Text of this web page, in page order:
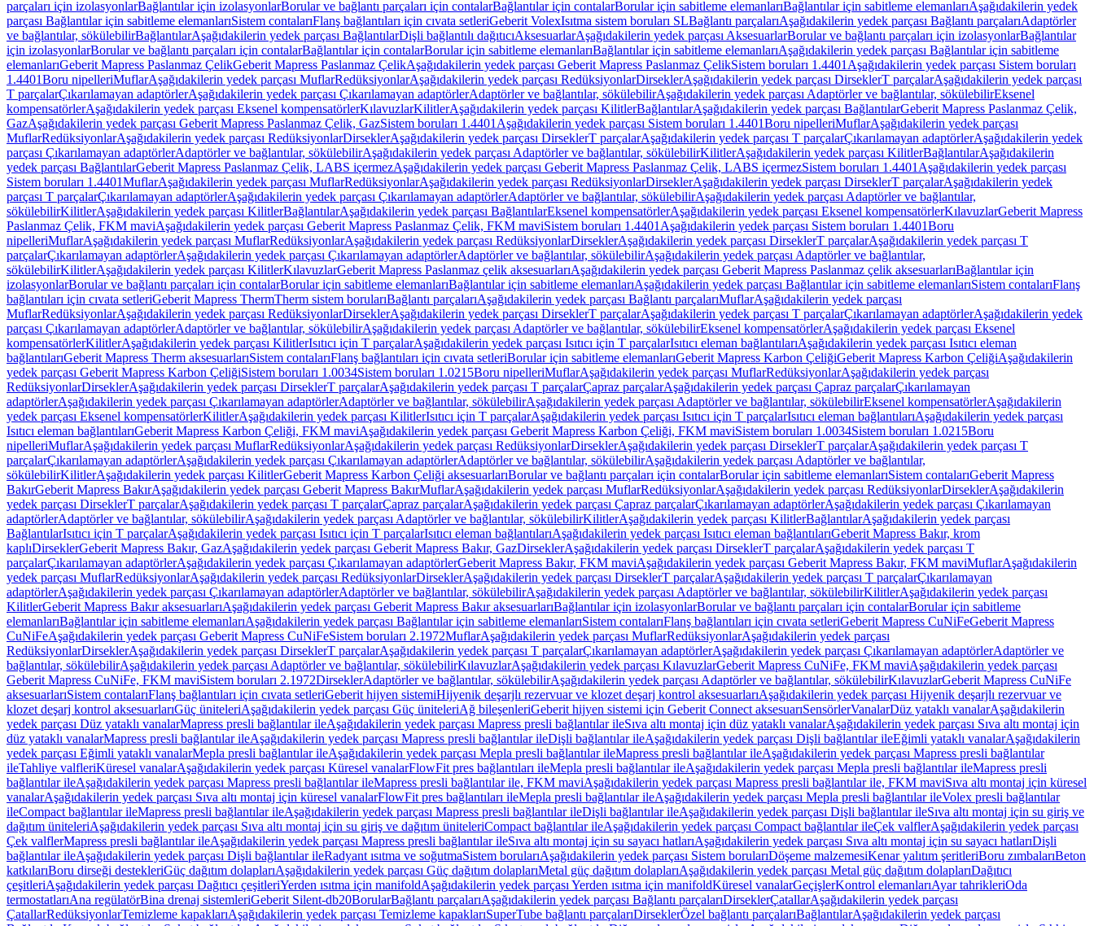
parçaları için izolasyonlarBağlantılar için izolasyonlarBorular ve bağlantı parçaları için contalarBağlantılar için contalarBorular için sabitleme elemanlarıBağlantılar için sabitleme elemanlarıAşağıdakilerin yedek
parçası Bağlantılar için sabitleme elemanlarıSistem contalarıFlanş bağlantıları için cıvata setleriGeberit VolexIsıtma sistem boruları SLBağlantı parçalarıAşağıdakilerin yedek parçası Bağlantı parçalarıAdaptörler
ve bağlantılar, sökülebilirBağlantılarAşağıdakilerin yedek parçası BağlantılarDişli bağlantılı dağıtıcıAksesuarlarAşağıdakilerin yedek parçası AksesuarlarBorular ve bağlantı parçaları için izolasyonlarBağlantılar
için izolasyonlarBorular ve bağlantı parçaları için contalarBağlantılar için contalarBorular için sabitleme elemanlarıBağlantılar için sabitleme elemanlarıAşağıdakilerin yedek parçası Bağlantılar için sabitleme
elemanlarıGeberit Mapress Paslanmaz ÇelikGeberit Mapress Paslanmaz ÇelikAşağıdakilerin yedek parçası Geberit Mapress Paslanmaz ÇelikSistem boruları 1.4401 Aşağıdakilerin yedek parçası Sistem boruları
1.4401Boru nipelleriMuflarAşağıdakilerin yedek parçası MuflarRedüksiyonlarAşağıdakilerin yedek parçası RedüksiyonlarDirseklerAşağıdakilerin yedek parçası DirseklerT parçalarAşağıdakilerin yedek parçası
T parçalarÇıkarılamayan adaptörlerAşağıdakilerin yedek parçası Çıkarılamayan adaptörlerAdaptörler ve bağlantılar, sökülebilirAşağıdakilerin yedek parçası Adaptörler ve bağlantılar, sökülebilirEksenel
kompensatörlerAşağıdakilerin yedek parçası Eksenel kompensatörlerKılavuzlarKilitlerAşağıdakilerin yedek parçası KilitlerBağlantılarAşağıdakilerin yedek parçası BağlantılarGeberit Mapress Paslanmaz Çelik,
GazAşağıdakilerin yedek parçası Geberit Mapress Paslanmaz Çelik, GazSistem boruları 1.4401 Aşağıdakilerin yedek parçası Sistem boruları 1.4401Boru nipelleriMuflarAşağıdakilerin yedek parçası
MuflarRedüksiyonlarAşağıdakilerin yedek parçası RedüksiyonlarDirseklerAşağıdakilerin yedek parçası DirseklerT parçalarAşağıdakilerin yedek parçası T parçalarÇıkarılamayan adaptörlerAşağıdakilerin yedek
parçası Çıkarılamayan adaptörlerAdaptörler ve bağlantılar, sökülebilirAşağıdakilerin yedek parçası Adaptörler ve bağlantılar, sökülebilirKilitlerAşağıdakilerin yedek parçası KilitlerBağlantılarAşağıdakilerin
yedek parçası BağlantılarGeberit Mapress Paslanmaz Çelik, LABS içermezAşağıdakilerin yedek parçası Geberit Mapress Paslanmaz Çelik, LABS içermezSistem boruları 1.4401 Aşağıdakilerin yedek parçası
Sistem boruları 1.4401MuflarAşağıdakilerin yedek parçası MuflarRedüksiyonlarAşağıdakilerin yedek parçası RedüksiyonlarDirseklerAşağıdakilerin yedek parçası DirseklerT parçalarAşağıdakilerin yedek
parçası T parçalarÇıkarılamayan adaptörlerAşağıdakilerin yedek parçası Çıkarılamayan adaptörlerAdaptörler ve bağlantılar, sökülebilirAşağıdakilerin yedek parçası Adaptörler ve bağlantılar,
sökülebilirKilitlerAşağıdakilerin yedek parçası KilitlerBağlantılarAşağıdakilerin yedek parçası BağlantılarEksenel kompensatörlerAşağıdakilerin yedek parçası Eksenel kompensatörlerKılavuzlarGeberit Mapress
Paslanmaz Çelik, FKM maviAşağıdakilerin yedek parçası Geberit Mapress Paslanmaz Çelik, FKM maviSistem boruları 1.4401 Aşağıdakilerin yedek parçası Sistem boruları 1.4401Boru
nipelleriMuflarAşağıdakilerin yedek parçası MuflarRedüksiyonlarAşağıdakilerin yedek parçası RedüksiyonlarDirseklerAşağıdakilerin yedek parçası DirseklerT parçalarAşağıdakilerin yedek parçası T
parçalarÇıkarılamayan adaptörlerAşağıdakilerin yedek parçası Çıkarılamayan adaptörlerAdaptörler ve bağlantılar, sökülebilirAşağıdakilerin yedek parçası Adaptörler ve bağlantılar,
sökülebilirKilitlerAşağıdakilerin yedek parçası KilitlerKılavuzlarGeberit Mapress Paslanmaz çelik aksesuarlarıAşağıdakilerin yedek parçası Geberit Mapress Paslanmaz çelik aksesuarlarıBağlantılar için
izolasyonlarBorular ve bağlantı parçaları için contalarBorular için sabitleme elemanlarıBağlantılar için sabitleme elemanlarıAşağıdakilerin yedek parçası Bağlantılar için sabitleme elemanlarıSistem contalarıFlanş
bağlantıları için cıvata setleriGeberit Mapress ThermTherm sistem borularıBağlantı parçalarıAşağıdakilerin yedek parçası Bağlantı parçalarıMuflarAşağıdakilerin yedek parçası
MuflarRedüksiyonlarAşağıdakilerin yedek parçası RedüksiyonlarDirseklerAşağıdakilerin yedek parçası DirseklerT parçalarAşağıdakilerin yedek parçası T parçalarÇıkarılamayan adaptörlerAşağıdakilerin yedek
parçası Çıkarılamayan adaptörlerAdaptörler ve bağlantılar, sökülebilirAşağıdakilerin yedek parçası Adaptörler ve bağlantılar, sökülebilirEksenel kompensatörlerAşağıdakilerin yedek parçası Eksenel
kompensatörlerKilitlerAşağıdakilerin yedek parçası KilitlerIsıtıcı için T parçalarAşağıdakilerin yedek parçası Isıtıcı için T parçalarIsıtıcı eleman bağlantılarıAşağıdakilerin yedek parçası Isıtıcı eleman
bağlantılarıGeberit Mapress Therm aksesuarlarıSistem contalarıFlanş bağlantıları için cıvata setleriBorular için sabitleme elemanlarıGeberit Mapress Karbon ÇeliğiGeberit Mapress Karbon ÇeliğiAşağıdakilerin
yedek parçası Geberit Mapress Karbon ÇeliğiSistem boruları 1.0034Sistem boruları 1.0215Boru nipelleriMuflarAşağıdakilerin yedek parçası MuflarRedüksiyonlarAşağıdakilerin yedek parçası
RedüksiyonlarDirseklerAşağıdakilerin yedek parçası DirseklerT parçalarAşağıdakilerin yedek parçası T parçalarÇapraz parçalarAşağıdakilerin yedek parçası Çapraz parçalarÇıkarılamayan
adaptörlerAşağıdakilerin yedek parçası Çıkarılamayan adaptörlerAdaptörler ve bağlantılar, sökülebilirAşağıdakilerin yedek parçası Adaptörler ve bağlantılar, sökülebilirEksenel kompensatörlerAşağıdakilerin
yedek parçası Eksenel kompensatörlerKilitlerAşağıdakilerin yedek parçası KilitlerIsıtıcı için T parçalarAşağıdakilerin yedek parçası Isıtıcı için T parçalarIsıtıcı eleman bağlantılarıAşağıdakilerin yedek parçası
Isıtıcı eleman bağlantılarıGeberit Mapress Karbon Çeliği, FKM maviAşağıdakilerin yedek parçası Geberit Mapress Karbon Çeliği, FKM maviSistem boruları 1.0034Sistem boruları 1.0215Boru
nipelleriMuflarAşağıdakilerin yedek parçası MuflarRedüksiyonlarAşağıdakilerin yedek parçası RedüksiyonlarDirseklerAşağıdakilerin yedek parçası DirseklerT parçalarAşağıdakilerin yedek parçası T
parçalarÇıkarılamayan adaptörlerAşağıdakilerin yedek parçası Çıkarılamayan adaptörlerAdaptörler ve bağlantılar, sökülebilirAşağıdakilerin yedek parçası Adaptörler ve bağlantılar,
sökülebilirKilitlerAşağıdakilerin yedek parçası KilitlerGeberit Mapress Karbon Çeliği aksesuarlarıBorular ve bağlantı parçaları için contalarBorular için sabitleme elemanlarıSistem contalarıGeberit Mapress
BakırGeberit Mapress BakırAşağıdakilerin yedek parçası Geberit Mapress BakırMuflarAşağıdakilerin yedek parçası MuflarRedüksiyonlarAşağıdakilerin yedek parçası RedüksiyonlarDirseklerAşağıdakilerin
yedek parçası DirseklerT parçalarAşağıdakilerin yedek parçası T parçalarÇapraz parçalarAşağıdakilerin yedek parçası Çapraz parçalarÇıkarılamayan adaptörlerAşağıdakilerin yedek parçası Çıkarılamayan
adaptörlerAdaptörler ve bağlantılar, sökülebilirAşağıdakilerin yedek parçası Adaptörler ve bağlantılar, sökülebilirKilitlerAşağıdakilerin yedek parçası KilitlerBağlantılarAşağıdakilerin yedek parçası
BağlantılarIsıtıcı için T parçalarAşağıdakilerin yedek parçası Isıtıcı için T parçalarIsıtıcı eleman bağlantılarıAşağıdakilerin yedek parçası Isıtıcı eleman bağlantılarıGeberit Mapress Bakır, krom
kaplıDirseklerGeberit Mapress Bakır, GazAşağıdakilerin yedek parçası Geberit Mapress Bakır, GazDirseklerAşağıdakilerin yedek parçası DirseklerT parçalarAşağıdakilerin yedek parçası T
parçalarÇıkarılamayan adaptörlerAşağıdakilerin yedek parçası Çıkarılamayan adaptörlerGeberit Mapress Bakır, FKM maviAşağıdakilerin yedek parçası Geberit Mapress Bakır, FKM maviMuflarAşağıdakilerin
yedek parçası MuflarRedüksiyonlarAşağıdakilerin yedek parçası RedüksiyonlarDirseklerAşağıdakilerin yedek parçası DirseklerT parçalarAşağıdakilerin yedek parçası T parçalarÇıkarılamayan
adaptörlerAşağıdakilerin yedek parçası Çıkarılamayan adaptörlerAdaptörler ve bağlantılar, sökülebilirAşağıdakilerin yedek parçası Adaptörler ve bağlantılar, sökülebilirKilitlerAşağıdakilerin yedek parçası
KilitlerGeberit Mapress Bakır aksesuarlarıAşağıdakilerin yedek parçası Geberit Mapress Bakır aksesuarlarıBağlantılar için izolasyonlarBorular ve bağlantı parçaları için contalarBorular için sabitleme
elemanlarıBağlantılar için sabitleme elemanlarıAşağıdakilerin yedek parçası Bağlantılar için sabitleme elemanlarıSistem contalarıFlanş bağlantıları için cıvata setleriGeberit Mapress CuNiFeGeberit Mapress
CuNiFeAşağıdakilerin yedek parçası Geberit Mapress CuNiFeSistem boruları 2.1972MuflarAşağıdakilerin yedek parçası MuflarRedüksiyonlarAşağıdakilerin yedek parçası
RedüksiyonlarDirseklerAşağıdakilerin yedek parçası DirseklerT parçalarAşağıdakilerin yedek parçası T parçalarÇıkarılamayan adaptörlerAşağıdakilerin yedek parçası Çıkarılamayan adaptörlerAdaptörler ve
bağlantılar, sökülebilirAşağıdakilerin yedek parçası Adaptörler ve bağlantılar, sökülebilirKılavuzlarAşağıdakilerin yedek parçası KılavuzlarGeberit Mapress CuNiFe, FKM maviAşağıdakilerin yedek parçası
Geberit Mapress CuNiFe, FKM maviSistem boruları 2.1972DirseklerAdaptörler ve bağlantılar, sökülebilirAşağıdakilerin yedek parçası Adaptörler ve bağlantılar, sökülebilirKılavuzlarGeberit Mapress CuNiFe
aksesuarlarıSistem contalarıFlanş bağlantıları için cıvata setleriGeberit hijyen sistemiHijyenik deşarjlı rezervuar ve klozet deşarj kontrol aksesuarlarıAşağıdakilerin yedek parçası Hijyenik deşarjlı rezervuar ve
klozet deşarj kontrol aksesuarlarıGüç üniteleriAşağıdakilerin yedek parçası Güç üniteleriAğ bileşenleriGeberit hijyen sistemi için Geberit Connect aksesuarıSensörlerVanalarDüz yataklı vanalarAşağıdakilerin
yedek parçası Düz yataklı vanalarMapress presli bağlantılar ileAşağıdakilerin yedek parçası Mapress presli bağlantılar ileSıva altı montaj için düz yataklı vanalarAşağıdakilerin yedek parçası Sıva altı montaj için
düz yataklı vanalarMapress presli bağlantılar ileAşağıdakilerin yedek parçası Mapress presli bağlantılar ileDişli bağlantılar ileAşağıdakilerin yedek parçası Dişli bağlantılar ileEğimli yataklı vanalarAşağıdakilerin
yedek parçası Eğimli yataklı vanalarMepla presli bağlantılar ileAşağıdakilerin yedek parçası Mepla presli bağlantılar ileMapress presli bağlantılar ileAşağıdakilerin yedek parçası Mapress presli bağlantılar
ileTahliye valfleriKüresel vanalarAşağıdakilerin yedek parçası Küresel vanalarFlowFit pres bağlantıları ileMepla presli bağlantılar ileAşağıdakilerin yedek parçası Mepla presli bağlantılar ileMapress presli
bağlantılar ileAşağıdakilerin yedek parçası Mapress presli bağlantılar ileMapress presli bağlantılar ile, FKM maviAşağıdakilerin yedek parçası Mapress presli bağlantılar ile, FKM maviSıva altı montaj için küresel
vanalarAşağıdakilerin yedek parçası Sıva altı montaj için küresel vanalarFlowFit pres bağlantıları ileMepla presli bağlantılar ileAşağıdakilerin yedek parçası Mepla presli bağlantılar ileVolex presli bağlantılar
ileCompact bağlantılar ileMapress presli bağlantılar ileAşağıdakilerin yedek parçası Mapress presli bağlantılar ileDişli bağlantılar ileAşağıdakilerin yedek parçası Dişli bağlantılar ileSıva altı montaj için su giriş ve
dağıtım üniteleriAşağıdakilerin yedek parçası Sıva altı montaj için su giriş ve dağıtım üniteleriCompact bağlantılar ileAşağıdakilerin yedek parçası Compact bağlantılar ileÇek valflerAşağıdakilerin yedek parçası
Çek valflerMapress presli bağlantılar ileAşağıdakilerin yedek parçası Mapress presli bağlantılar ileSıva altı montaj için su sayacı hatlarıAşağıdakilerin yedek parçası Sıva altı montaj için su sayacı hatlarıDişli
bağlantılar ileAşağıdakilerin yedek parçası Dişli bağlantılar ileRadyant ısıtma ve soğutmaSistem borularıAşağıdakilerin yedek parçası Sistem borularıDöşeme malzemesiKenar yalıtım şeritleriBoru zımbalarıBeton
katkılarıBoru dirseği destekleriGüç dağıtım dolaplarıAşağıdakilerin yedek parçası Güç dağıtım dolaplarıMetal güç dağıtım dolaplarıAşağıdakilerin yedek parçası Metal güç dağıtım dolaplarıDağıtıcı
çeşitleriAşağıdakilerin yedek parçası Dağıtıcı çeşitleriYerden ısıtma için manifoldAşağıdakilerin yedek parçası Yerden ısıtma için manifoldKüresel vanalarGeçişlerKontrol elemanlarıAyar tahrikleriOda
termostatlarıAna regülatörBina drenaj sistemleriGeberit Silent-db20BorularBağlantı parçalarıAşağıdakilerin yedek parçası Bağlantı parçalarıDirseklerÇatallarAşağıdakilerin yedek parçası
ÇatallarRedüksiyonlarTemizleme kapaklarıAşağıdakilerin yedek parçası Temizleme kapaklarıSuperTube bağlantı parçalarıDirseklerÖzel bağlantı parçalarıBağlantılarAşağıdakilerin yedek parçası